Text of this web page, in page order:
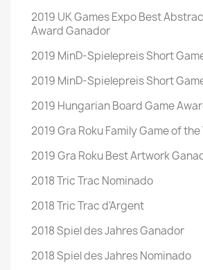
2019 UK Games Expo Best
Award Ganador
2019 MinD-Spielepreis Short
2019 MinD-Spielepreis Short
2019 Hungarian Board Game
2019 Gra Roku Family Game of
2019 Gra Roku Best Artwork
2018 Tric Trac Nominado
2018 Tric Trac d'Argent
2018 Spiel des Jahres Ganador
2018 Spiel des Jahres Nominado